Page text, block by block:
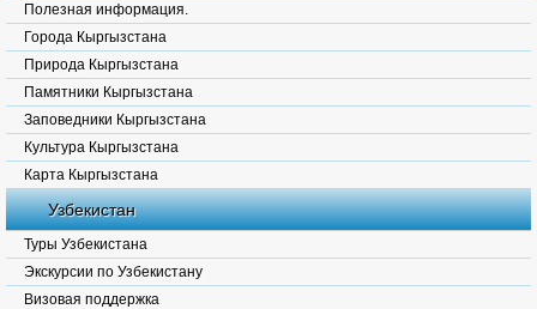
Полезная информация.
Города Кыргызстана
Природа Кыргызстана
Памятники Кыргызстана
Заповедники Кыргызстана
Культура Кыргызстана
Карта Кыргызстана
Узбекистан
Туры Узбекистана
Экскурсии по Узбекистану
Визовая поддержка